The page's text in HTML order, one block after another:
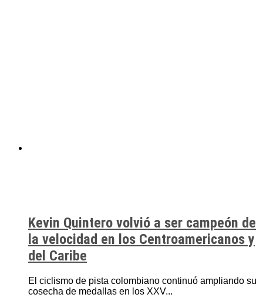
Kevin Quintero volvió a ser campeón de
la velocidad en los Centroamericanos y
del Caribe
El ciclismo de pista colombiano continuó ampliando su
cosecha de medallas en los XXV...